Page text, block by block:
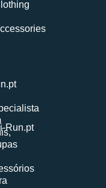
i-Run.pt